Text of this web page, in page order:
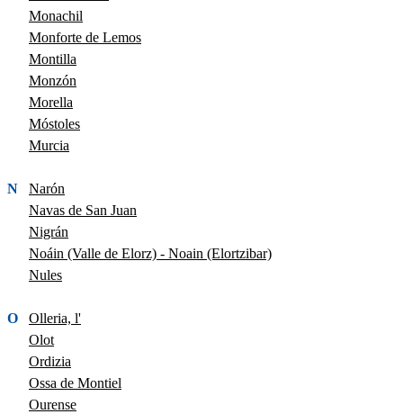
Monachil
Monforte de Lemos
Montilla
Monzón
Morella
Móstoles
Murcia
N
Narón
Navas de San Juan
Nigrán
Noáin (Valle de Elorz) - Noain (Elortzibar)
Nules
O
Olleria, l'
Olot
Ordizia
Ossa de Montiel
Ourense